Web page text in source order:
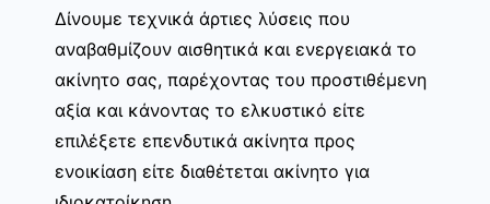
Δίνουμε τεχνικά άρτιες λύσεις που
αναβαθμίζουν αισθητικά και ενεργειακά το
ακίνητο σας, παρέχοντας του προστιθέμενη
αξία και κάνοντας το ελκυστικό είτε
επιλέξετε επενδυτικά ακίνητα προς
ενοικίαση είτε διαθέτεται ακίνητο για